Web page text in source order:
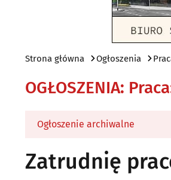
Strona główna Ogłoszenia
OGŁOSZENIA:
Ogłoszenie archiwalne
Zatrudnię